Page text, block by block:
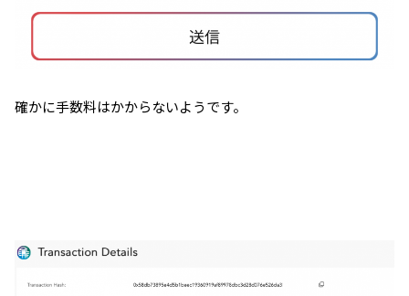
確かに手数料はかからないようです。